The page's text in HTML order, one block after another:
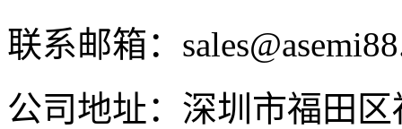
联系邮箱：
公司地址：深圳市福田